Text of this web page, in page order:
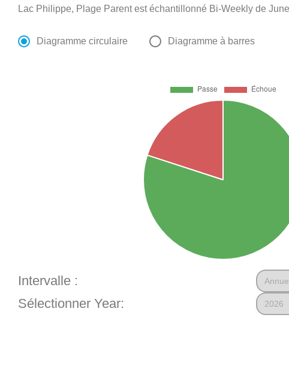
Lac Philippe, Plage Parent est échantillonné Bi-Weekly de
Diagramme circulaire Diagramme à barres
Intervalle :
Sélectionner Year: